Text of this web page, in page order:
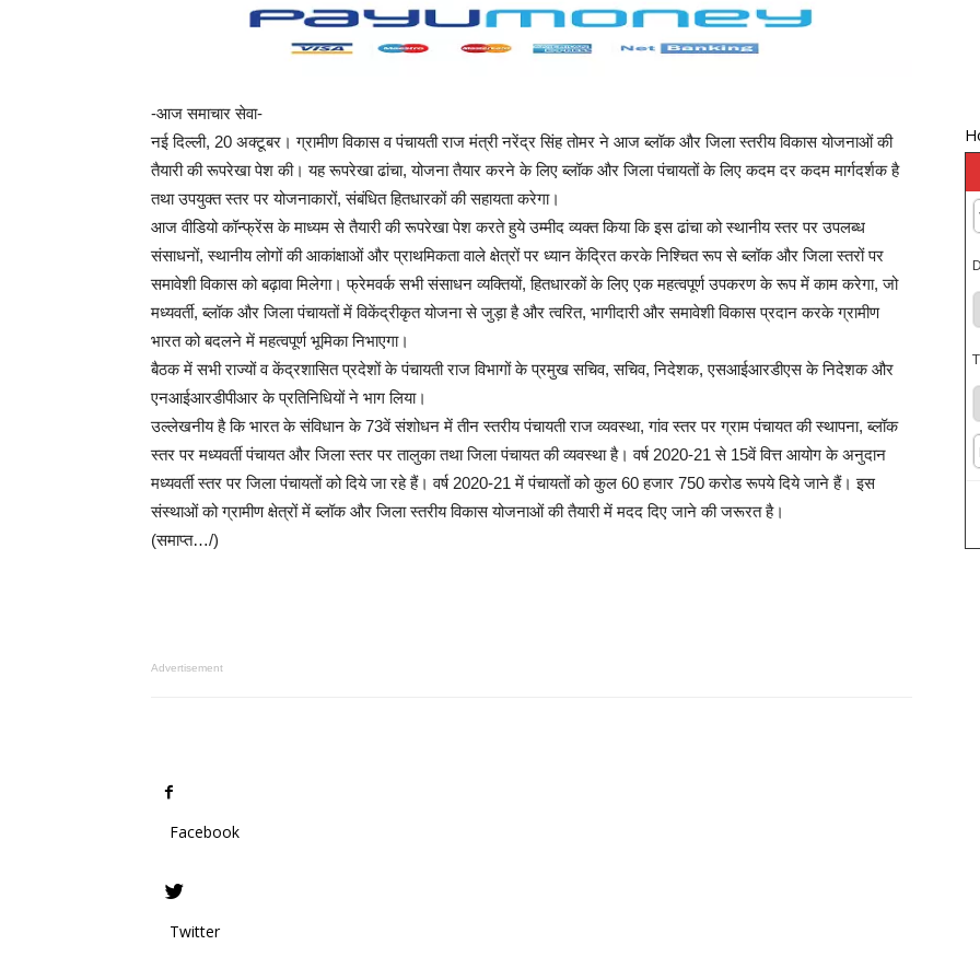
-आज समाचार सेवा-
नई दिल्ली, 20 अक्टूबर। ग्रामीण विकास व पंचायती राज मंत्री नरेंद्र सिंह तोमर ने आज ब्लॉक और जिला स्तरीय विकास योजनाओं की
तैयारी की रूपरेखा पेश की। यह रूपरेखा ढांचा, योजना तैयार करने के लिए ब्लॉक और जिला पंचायतों के लिए कदम दर कदम मार्गदर्शक है
तथा उपयुक्त स्तर पर योजनाकारों, संबंधित हितधारकों की सहायता करेगा।
आज वीडियो कॉन्फ्रेंस के माध्यम से तैयारी की रूपरेखा पेश करते हुये उम्मीद व्यक्त किया कि इस ढांचा को स्थानीय स्तर पर उपलब्ध
संसाधनों, स्थानीय लोगों की आकांक्षाओं और प्राथमिकता वाले क्षेत्रों पर ध्यान केंद्रित करके निश्चित रूप से ब्लॉक और जिला स्तरों पर
समावेशी विकास को बढ़ावा मिलेगा। फ्रेमवर्क सभी संसाधन व्यक्तियों, हितधारकों के लिए एक महत्वपूर्ण उपकरण के रूप में काम करेगा, जो
मध्यवर्ती, ब्लॉक और जिला पंचायतों में विकेंद्रीकृत योजना से जुड़ा है और त्वरित, भागीदारी और समावेशी विकास प्रदान करके ग्रामीण
भारत को बदलने में महत्वपूर्ण भूमिका निभाएगा।
बैठक में सभी राज्यों व केंद्रशासित प्रदेशों के पंचायती राज विभागों के प्रमुख सचिव, सचिव, निदेशक, एसआईआरडीएस के निदेशक और
एनआईआरडीपीआर के प्रतिनिधियों ने भाग लिया।
उल्लेखनीय है कि भारत के संविधान के 73वें संशोधन में तीन स्तरीय पंचायती राज व्यवस्था, गांव स्तर पर ग्राम पंचायत की स्थापना, ब्लॉक
स्तर पर मध्यवर्ती पंचायत और जिला स्तर पर तालुका तथा जिला पंचायत की व्यवस्था है। वर्ष 2020-21 से 15वें वित्त आयोग के अनुदान
मध्यवर्ती स्तर पर जिला पंचायतों को दिये जा रहे हैं। वर्ष 2020-21 में पंचायतों को कुल 60 हजार 750 करोड रूपये दिये जाने हैं। इस
संस्थाओं को ग्रामीण क्षेत्रों में ब्लॉक और जिला स्तरीय विकास योजनाओं की तैयारी में मदद दिए जाने की जरूरत है।
(समाप्त…/)
Advertisement
Facebook
Twitter